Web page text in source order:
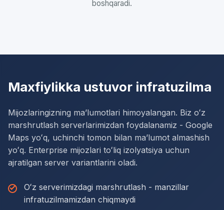
boshqaradi.
Maxfiylikka ustuvor infratuzilma
Mijozlaringizning maʼlumotlari himoyalangan. Biz oʻz
marshrutlash serverlarimizdan foydalanamiz - Google
Maps yoʻq, uchinchi tomon bilan maʼlumot almashish
yoʻq. Enterprise mijozlari toʻliq izolyatsiya uchun
ajratilgan server variantlarini oladi.
Oʻz serverimizdagi marshrutlash - manzillar
infratuzilmamizdan chiqmaydi